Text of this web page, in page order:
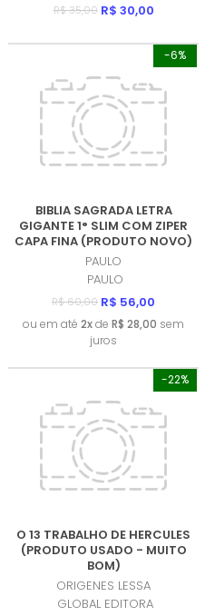
R$ 35,00 R$ 30,00
-6%
BIBLIA SAGRADA LETRA
GIGANTE 1° SLIM COM ZIPER
CAPA FINA (PRODUTO NOVO)
PAULO
PAULO
R$ 60,00 R$ 56,00
ou em até 2xde R$ 28,00 sem
juros
-22%
O 13 TRABALHO DE HERCULES
(PRODUTO USADO - MUITO
BOM)
ORIGENES LESSA
GLOBAL EDITORA